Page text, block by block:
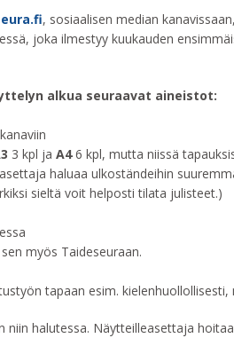
, sosiaalisen median
joka ilmestyy kuukauden
alkua seuraavat aineistot:
3 kpl ja A46 kpl, mutta niissä
haluaa ulkoständeihin
sieltä voit helposti tilata julisteet.)
myös Taideseuraan.
tapaan esim.
halutessa. Näytteilleasettaja